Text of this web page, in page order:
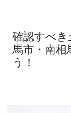
確認すべ
馬市・南相
う！